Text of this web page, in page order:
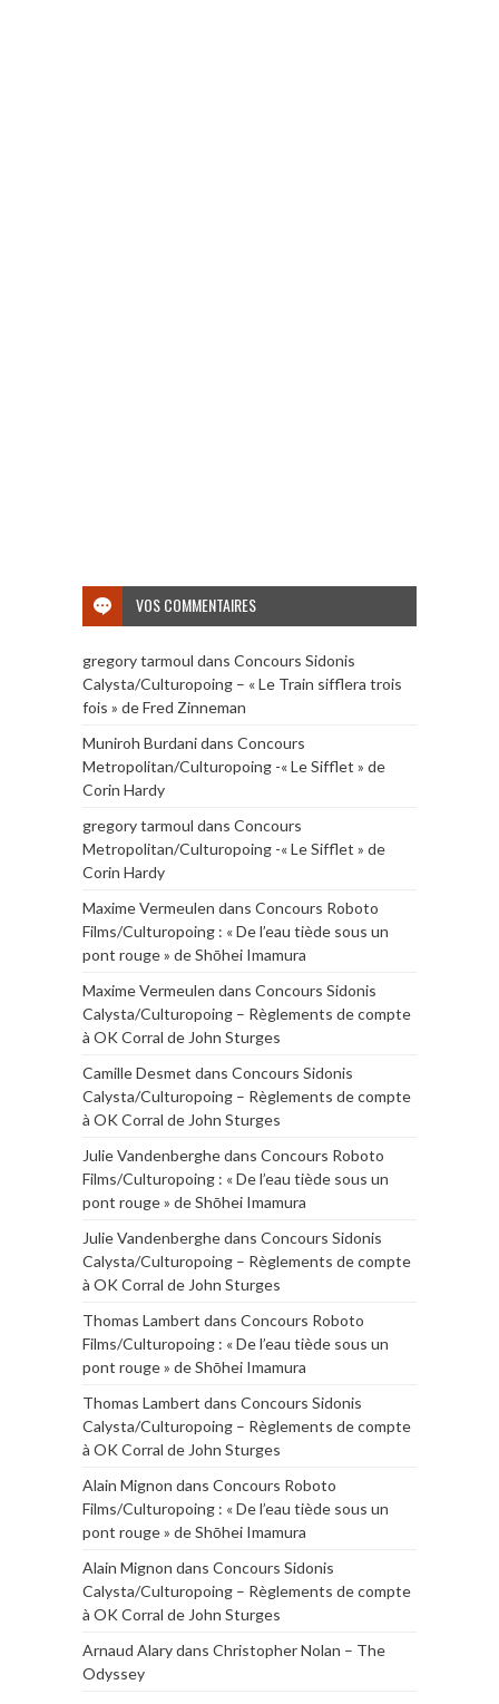
VOS COMMENTAIRES
gregory tarmoul dans Concours Sidonis
Calysta/Culturopoing – « Le Train sifflera trois
fois » de Fred Zinneman
Muniroh Burdanidans Concours
Metropolitan/Culturopoing -« Le Sifflet » de
Corin Hardy
gregory tarmoul dans Concours
Metropolitan/Culturopoing -« Le Sifflet » de
Corin Hardy
Maxime Vermeulen dans Concours Roboto
Films/Culturopoing : « De l’eau tiède sous un
pont rouge » de Shōhei Imamura
Maxime Vermeulen dans Concours Sidonis
Calysta/Culturopoing – Règlements de compte
à OK Corral de John Sturges
Camille Desmet dans Concours Sidonis
Calysta/Culturopoing – Règlements de compte
à OK Corral de John Sturges
Julie Vandenberghedans Concours Roboto
Films/Culturopoing : « De l’eau tiède sous un
pont rouge » de Shōhei Imamura
Julie Vandenberghedans Concours Sidonis
Calysta/Culturopoing – Règlements de compte
à OK Corral de John Sturges
Thomas Lambert dans Concours Roboto
Films/Culturopoing : « De l’eau tiède sous un
pont rouge » de Shōhei Imamura
Thomas Lambert dans Concours Sidonis
Calysta/Culturopoing – Règlements de compte
à OK Corral de John Sturges
Alain Mignon dans Concours Roboto
Films/Culturopoing : « De l’eau tiède sous un
pont rouge » de Shōhei Imamura
Alain Mignon dans Concours Sidonis
Calysta/Culturopoing – Règlements de compte
à OK Corral de John Sturges
Arnaud Alarydans Christopher Nolan – The
Odyssey